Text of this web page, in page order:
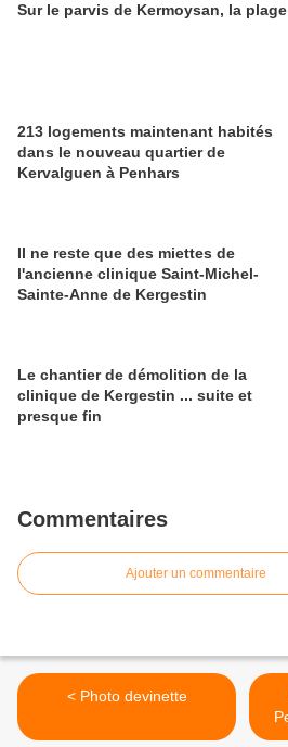
Sur le parvis de Kermoysan, la plage
213 logements maintenant habités
dans le nouveau quartier de
Kervalguen à Penhars
Il ne reste que des miettes de
l'ancienne clinique Saint-Michel-
Sainte-Anne de Kergestin
Le chantier de démolition de la
clinique de Kergestin ... suite et
presque fin
Commentaires
Ajouter un commentaire
< Photo devinette